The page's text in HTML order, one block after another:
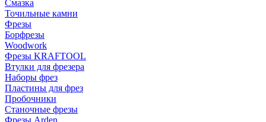
Смазка
Точильные камни
Фрезы
Борфрезы
Woodwork
Фрезы KRAFTOOL
Втулки для фрезера
Наборы фрез
Пластины для фрез
Пробочники
Станочные фрезы
Фрезы Arden